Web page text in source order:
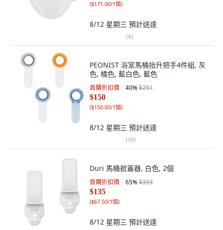
($171.00/1個)
8/12 星期三 預計送達
(4)
PEONIST 浴室馬桶抬升把手4件組, 灰
色, 橘色, 藍白色, 藍色
首購折扣價 40%$251
$150
($150.00/1個)
8/12 星期三 預計送達
(10)
Duri 馬桶掀蓋器, 白色, 2個
首購折扣價 65%$393
$135
($67.50/1個)
8/12 星期三 預計送達